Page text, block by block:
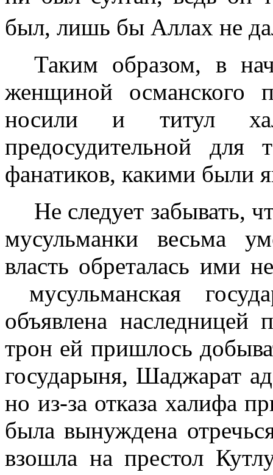
был, лишь бы Аллах не
Таким образом, в
женщиной османского
носили и титул
предосудительной для
фанатиков, какими были
Не следует забывать,
мусульманки весьма
власть обреталась ими
мусульманская
объявлена наследницей
трон ей пришлось
государыня, Шаджарат
но из-за отказа халифа
была вынуждена
взошла на престол